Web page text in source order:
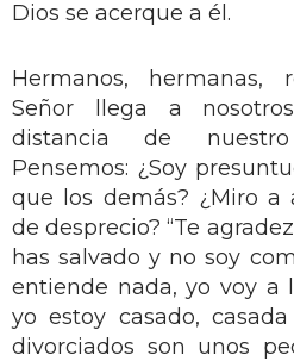
Dios se acerque a él.
Hermanos, hermanas,
Señor llega a
distancia de
Pensemos: ¿Soy
que los demás? ¿Miro
de desprecio? “Te
has salvado y no soy
entiende nada, yo voy a
yo estoy casado,
divorciados son unos